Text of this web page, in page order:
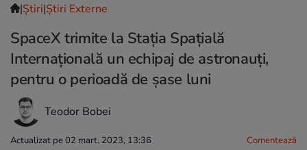
|Ştiri|Știri Externe
SpaceX trimite la Stația Spațială
Internațională un echipaj de astronauți,
pentru o perioadă de șase luni
Teodor Bobei
Actualizat pe 02 mart. 2023, 13:36 Comentează